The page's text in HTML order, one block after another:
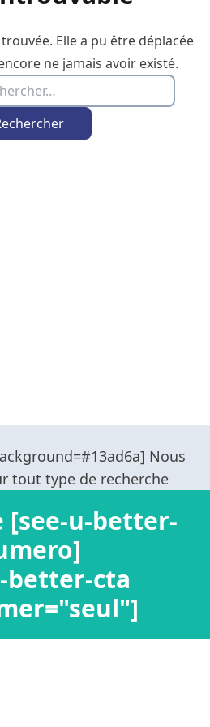
Elle a pu être déplacée
ne jamais avoir existé.
[see-u-better-
better-cta